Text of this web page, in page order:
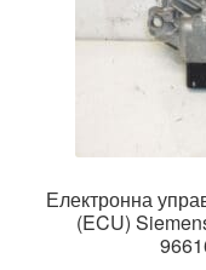
Електронна
(ECU)